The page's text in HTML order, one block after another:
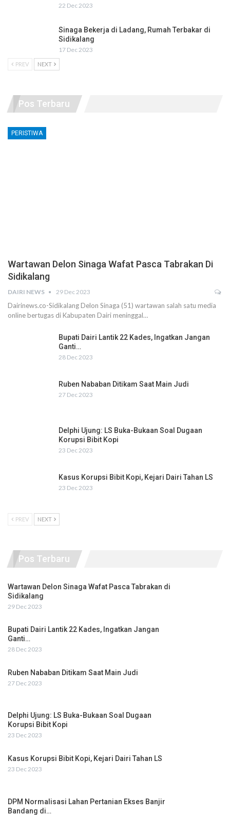
22 Dec 2023
Sinaga Bekerja di Ladang, Rumah Terbakar di
Sidikalang
17 Dec 2023
PREV NEXT
Pos Terbaru
PERISTIWA
Wartawan Delon Sinaga Wafat Pasca Tabrakan Di
Sidikalang
DAIRI NEWS 29 Dec 2023
Dairinews.co-Sidikalang Delon Sinaga (51) wartawan salah satu media
online bertugas di Kabupaten Dairi meninggal…
Bupati Dairi Lantik 22 Kades, Ingatkan Jangan
Ganti…
28 Dec 2023
Ruben Nababan Ditikam Saat Main Judi
27 Dec 2023
Delphi Ujung: LS Buka-Bukaan Soal Dugaan
Korupsi Bibit Kopi
23 Dec 2023
Kasus Korupsi Bibit Kopi, Kejari Dairi Tahan LS
23 Dec 2023
PREV NEXT
Pos Terbaru
Wartawan Delon Sinaga Wafat Pasca Tabrakan di
Sidikalang
29 Dec 2023
Bupati Dairi Lantik 22 Kades, Ingatkan Jangan
Ganti…
28 Dec 2023
Ruben Nababan Ditikam Saat Main Judi
27 Dec 2023
Delphi Ujung: LS Buka-Bukaan Soal Dugaan
Korupsi Bibit Kopi
23 Dec 2023
Kasus Korupsi Bibit Kopi, Kejari Dairi Tahan LS
23 Dec 2023
DPM Normalisasi Lahan Pertanian Ekses Banjir
Bandang di…